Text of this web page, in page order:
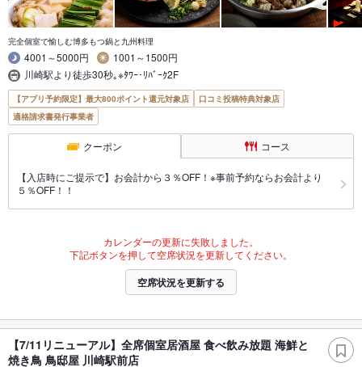
完全個室で愉しむ博多もつ鍋と九州料理
4001～5000円
1001～1500円
川崎駅より徒歩30秒｡※ﾀﾜｰ･ﾘﾊﾞｰｸ2F
【アプリ予約限定】最大800ポイント還元対象店
口コミ投稿特典対象店
適格請求書発行事業者
クーポン コース
【入店時にご提示で】お会計から３％OFF！※事前予約ならお会計より
５％OFF！！
カレンダーの更新に失敗しました。
下記ボタンを押して空席状況を更新してください。
空席状況を更新する
【7/11リニューアル】全席個室居酒屋 食べ飲み放題 海鮮と
焼き鳥 鳥邸屋 川崎駅前店